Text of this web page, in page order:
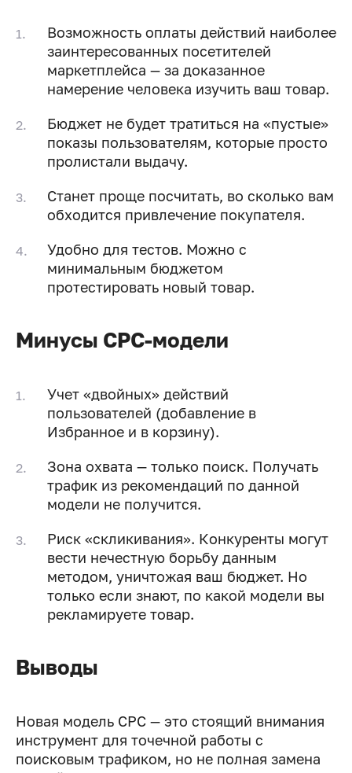
Возможность оплаты действий наиболее
заинтересованных посетителей
маркетплейса — за доказанное
намерение человека изучить ваш товар.
Бюджет не будет тратиться на «пустые»
показы пользователям, которые просто
пролистали выдачу.
Станет проще посчитать, во сколько вам
обходится привлечение покупателя.
Удобно для тестов. Можно с
минимальным бюджетом
протестировать новый товар.
Минусы CPC-модели
Учет «двойных» действий
пользователей (добавление в
Избранное и в корзину).
Зона охвата — только поиск. Получать
трафик из рекомендаций по данной
модели не получится.
Риск «скликивания». Конкуренты могут
вести нечестную борьбу данным
методом, уничтожая ваш бюджет. Но
только если знают, по какой модели вы
рекламируете товар.
Выводы
Новая модель CPC — это стоящий внимания
инструмент для точечной работы с
поисковым трафиком, но не полная замена